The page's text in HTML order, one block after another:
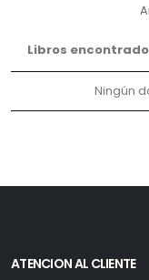
Libros
Ningún
ATENCION AL CLIENTE